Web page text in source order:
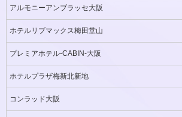
アルモニーアンブラッセ大阪
ホテルリブマックス梅田堂山
プレミアホテル-CABIN-大阪
ホテルプラザ梅新北新地
コンラッド大阪